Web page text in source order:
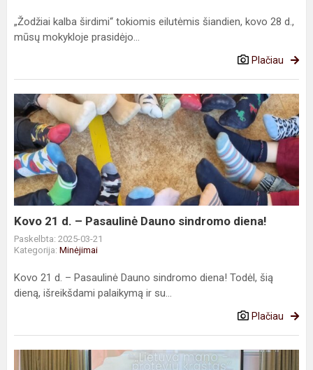
„Žodžiai kalba širdimi“ tokiomis eilutėmis šiandien, kovo 28 d.,
mūsų mokykloje prasidėjo...
Plačiau
Kovo
21
d.
–
Pasaulinė
Dauno
sindromo
diena!
Kovo 21 d. – Pasaulinė Dauno sindromo diena!
Paskelbta: 2025-03-21
Kategorija: Minėjimai
Kovo 21 d. – Pasaulinė Dauno sindromo diena! Todėl, šią
dieną, išreikšdami palaikymą ir su...
Plačiau
Džiaugiamės